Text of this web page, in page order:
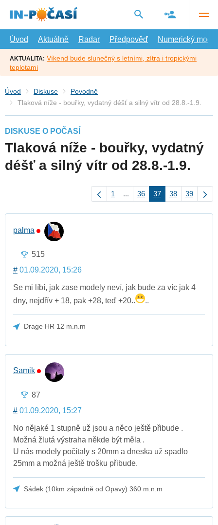
hlavní
Úvod
Aktuálně Radar Předpověď Numerický model
AKTUALITA: Víkend bude slunečný s letními, zítra i tropickými
teplotami
Úvod Diskuse
Povodně
Tlaková níže - bouřky, vydatný déšť a silný vítr od 28.8.-1.9.
DISKUSE O POČASÍ
Tlaková níže - bouřky, vydatný
déšť a silný vítr od 28.8.-1.9.
1 ... 36 37 38 39
palma
515
# 01.09.2020, 15:26
Se mi líbí, jak zase modely neví, jak bude za víc jak 4
dny, nejdřív + 18, pak +28, teď +20..
..
Drage HR 12 m.n.m
Samik
87
# 01.09.2020, 15:27
No nějaké 1 stupně už jsou a něco ještě přibude .
Možná žlutá výstraha někde být měla .
U nás modely počítaly s 20mm a dneska už spadlo
25mm a možná ještě trošku přibude.
Sádek (10km západně od Opavy) 360 m.n.m